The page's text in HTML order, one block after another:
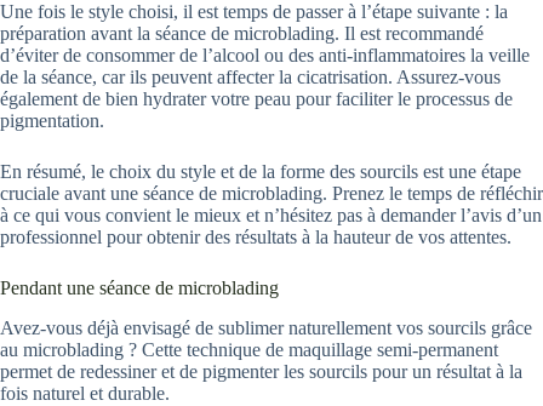
Une fois le style choisi, il est temps de passer à l’étape suivante : la
préparation avant la séance de microblading. Il est recommandé
d’éviter de consommer de l’alcool ou des anti-inflammatoires la veille
de la séance, car ils peuvent affecter la cicatrisation. Assurez-vous
également de bien hydrater votre peau pour faciliter le processus de
pigmentation.
En résumé, le choix du style et de la forme des sourcils est une étape
cruciale avant une séance de microblading. Prenez le temps de réfléchir
à ce qui vous convient le mieux et n’hésitez pas à demander l’avis d’un
professionnel pour obtenir des résultats à la hauteur de vos attentes.
Pendant une séance de microblading
Avez-vous déjà envisagé de sublimer naturellement vos sourcils grâce
au microblading ? Cette technique de maquillage semi-permanent
permet de redessiner et de pigmenter les sourcils pour un résultat à la
fois naturel et durable.